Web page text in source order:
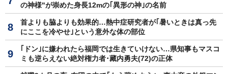
の神様"が崇めた身長12mの｢異形の神｣の名前
首よりも脇よりも効果的…熱中症研究者が｢暑いときは真っ先
にここを冷やせ｣という意外な体の部位
｢ドン｣に嫌われたら福岡では生きていけない…県知事もマスコ
ミも逆らえない絶対権力者･藏内勇夫(72)の正体